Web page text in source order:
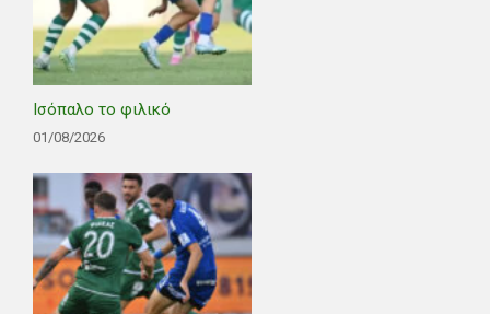
Ισόπαλο το φιλικό
01/08/2026